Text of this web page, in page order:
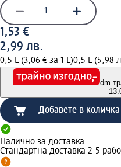
1,53 €
2,99 лв.
0,5 L (3,06 € за 1 L)0,5 L (5,98
dm
Добавете в количка
Налично за доставка
Стандартна доставка 2-5